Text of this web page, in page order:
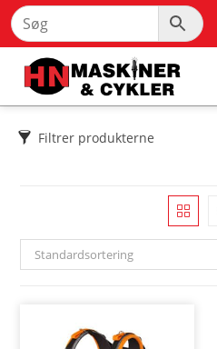
Filtrer produkterne
Standardsortering